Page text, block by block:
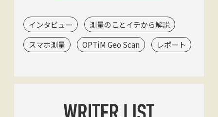
インタビュー
測量のことイチから解説
スマホ測量
OPTiM Geo Scan レポート